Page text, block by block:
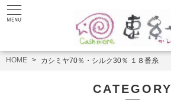
HOME カシミヤ70％・シルク30％ １８番糸
CATEGORY